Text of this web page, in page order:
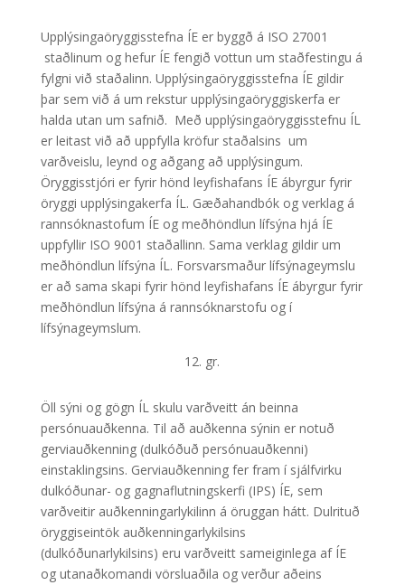
Upplýsingaöryggisstefna ÍE er byggð á ISO 27001
staðlinum og hefur ÍE fengið vottun um staðfestingu á
fylgni við staðalinn. Upplýsingaöryggisstefna ÍE gildir
þar sem við á um rekstur upplýsingaöryggiskerfa er
halda utan um safnið. Með upplýsingaöryggisstefnu ÍL
er leitast við að uppfylla kröfur staðalsins um
varðveislu, leynd og aðgang að upplýsingum.
Öryggisstjóri er fyrir hönd leyfishafans ÍE ábyrgur fyrir
öryggi upplýsingakerfa ÍL. Gæðahandbók og verklag á
rannsóknastofum ÍE og meðhöndlun lífsýna hjá ÍE
uppfyllir ISO 9001 staðallinn. Sama verklag gildir um
meðhöndlun lífsýna ÍL. Forsvarsmaður lífsýnageymslu
er að sama skapi fyrir hönd leyfishafans ÍE ábyrgur fyrir
meðhöndlun lífsýna á rannsóknarstofu og í
lífsýnageymslum.
12. gr.
Öll sýni og gögn ÍL skulu varðveitt án beinna
persónuauðkenna. Til að auðkenna sýnin er notuð
gerviauðkenning (dulkóðuð persónuauðkenni)
einstaklingsins. Gerviauðkenning fer fram í sjálfvirku
dulkóðunar- og gagnaflutningskerfi (IPS) ÍE, sem
varðveitir auðkenningarlykilinn á öruggan hátt. Dulrituð
öryggiseintök auðkenningarlykilsins
(dulkóðunarlykilsins) eru varðveitt sameiginlega af ÍE
og utanaðkomandi vörsluaðila og verður aðeins